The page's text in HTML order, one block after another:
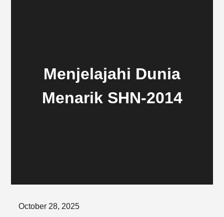
Menjelajahi Dunia
Menarik SHN-2014
Posted
October 28, 2025